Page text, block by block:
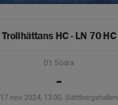
Trollhättans HC - LN 70 HC
D1 Södra
-
17 nov 2024, 13:00, Slättbergshallen